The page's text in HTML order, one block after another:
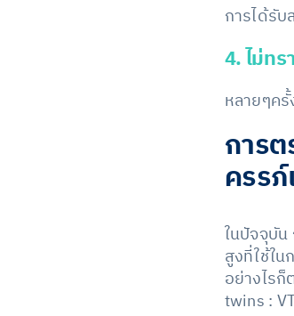
การได้รั
4. ไม่ท
หลายๆค
การ
ครร
ในปัจจุบั
สูงที่ใช้ใ
อย่างไร
twins :